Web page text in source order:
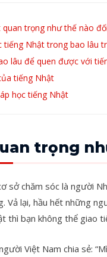
quan trọng như thế nào
tiếng Nhật trong bao lâu
lâu để quen được với
tiếng Nhật
học tiếng Nhật
trọng
sở chăm sóc là người
Vả lại, hầu hết những
thì bạn không thể giao
Việt Nam chia sẻ: